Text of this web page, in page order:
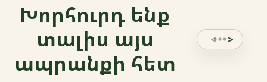
Խորհուրդ ենք
տալիս այս
ապրանքի հետ